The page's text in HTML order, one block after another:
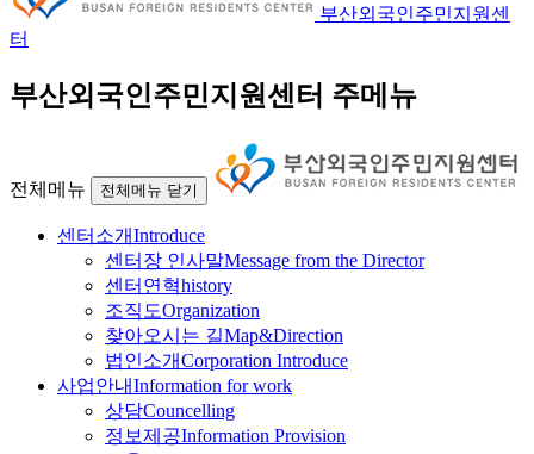
부산외국인주민지원센
터
부산외국인주민지원센터 주메뉴
전체메뉴 전체메뉴 닫기
센터소개Introduce
센터장 인사말Message from the Director
센터연혁history
조직도Organization
찾아오시는 길Map&Direction
법인소개Corporation Introduce
사업안내Information for work
상담Councelling
정보제공Information Provision